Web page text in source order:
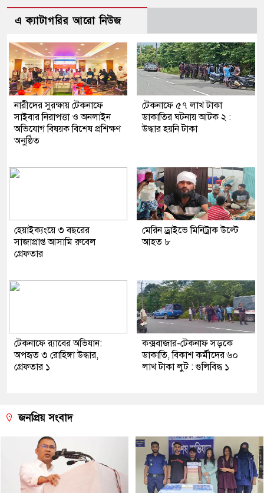
এ ক্যাটাগরির আরো নিউজ
নারীদের সুরক্ষায় টেকনাফে
সাইবার নিরাপত্তা ও অনলাইন
অভিযোগ বিষয়ক বিশেষ প্রশিক্ষণ
অনুষ্ঠিত
টেকনাফে ৫৭ লাখ টাকা
ডাকাতির ঘটনায় আটক ২ :
উদ্ধার হয়নি টাকা
হেয়াইক্যংয়ে ৩ বছরের
সাজাপ্রাপ্ত আসামি রুবেল
গ্রেফতার
মেরিন ড্রাইভে মিনিট্রাক উল্টে
আহত ৮
টেকনাফে র‍্যাবের অভিযান:
অপহৃত ৩ রোহিঙ্গা উদ্ধার,
গ্রেফতার ১
কক্সবাজার-টেকনাফ সড়কে
ডাকাতি, বিকাশ কর্মীদের ৬০
লাখ টাকা লুট : গুলিবিদ্ধ ১
জনপ্রিয় সংবাদ